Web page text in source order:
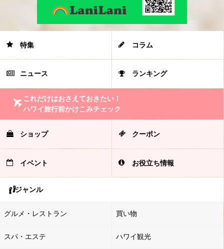
特集 コラム
ニュース ランキング
これだけはおさえておきたい！
ハワイ旅行前かけこみチェック
ショップ クーポン
イベント お役立ち情報
ジャンル
グルメ・レストラン 買い物
スパ・エステ ハワイ観光